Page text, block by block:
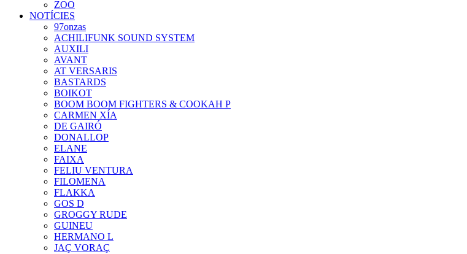
ZOO
NOTÍCIES
97onzas
ACHILIFUNK SOUND SYSTEM
AUXILI
AVANT
AT VERSARIS
BASTARDS
BOIKOT
BOOM BOOM FIGHTERS & COOKAH P
CARMEN XÍA
DE GAIRÓ
DONALLOP
ELANE
FAIXA
FELIU VENTURA
FILOMENA
FLAKKA
GOS D
GROGGY RUDE
GUINEU
HERMANO L
JAÇ VORAÇ